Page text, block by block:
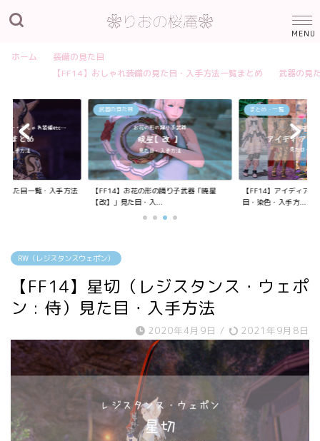
ホーム
装備の見た目
【FF14】おしゃれ装備の見た目・入手方法一覧まとめ
武器の見
見た目一覧・入手方法
武器の見た目
【FF14】お花の形の踊り子武器「暁星
【改】」見た目・入...
まとめ・一覧
【FF14】アイディア
目・染色・入手方...
RW（レジスタンスウェポン）
【FF14】星切（レジスタンス・ウェポ
ン : 侍）見た目・入手方法
2020年4月9日 / 2021年9月8日